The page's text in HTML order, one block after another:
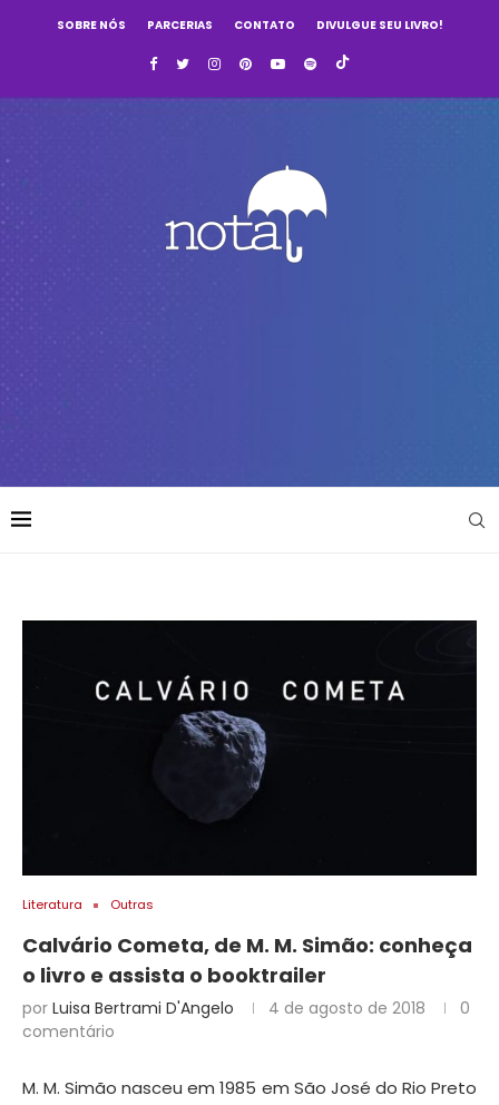
SOBRE NÓS PARCERIAS CONTATO DIVULGUE SEU LIVRO!
Literatura Outras
Calvário Cometa, de M. M. Simão: conheça
o livro e assista o booktrailer
por Luisa Bertrami D'Angelo 4 de agosto de 2018
0
comentário
M. M. Simão nasceu em 1985 em São José do Rio Preto